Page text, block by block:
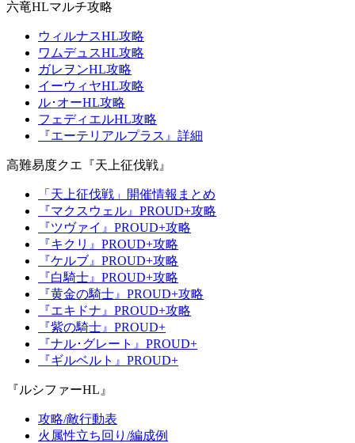
六竜HLマルチ攻略
ウィルナスHL攻略
ワムデュスHL攻略
ガレヲンHL攻略
イーウィヤHL攻略
ル･オーHL攻略
フェディエルHL攻略
『エーテリアルプラス』詳細
高難易度クエ『天上征伐戦』
「天上征伐戦」開催情報まとめ
『マクスウェル』PROUD+攻略
『ツヴァイ』PROUD+攻略
『キクリ』PROUD+攻略
『ケルブ』PROUD+攻略
『白騎士』PROUD+攻略
『黄金の騎士』PROUD+攻略
『エキドナ』PROUD+攻略
『紫の騎士』PROUD+
『ナル･グレート』PROUD+
『ギルベルト』PROUD+
『ルシファーHL』
攻略/敵行動表
火属性立ち回り/編成例